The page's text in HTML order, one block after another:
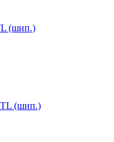
(шип.)
TL (шип.)